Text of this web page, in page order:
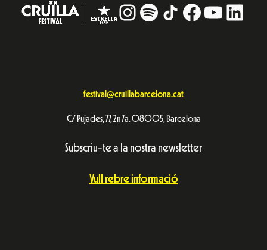
Instagram
# TikTokFacebook
festival@cruillabarcelona.cat
C/ Pujades, 77, 2n 7a. 08005, Barcelona
Subscriu-te a la nostra newsletter
Vull rebre informació